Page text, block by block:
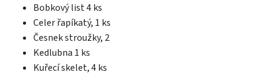
Bobkový list4 ks
Celerřapíkatý, 1 ks
Česnekstroužky, 2
Kedlubna 1 ks
Kuřecískelet, 4 ks